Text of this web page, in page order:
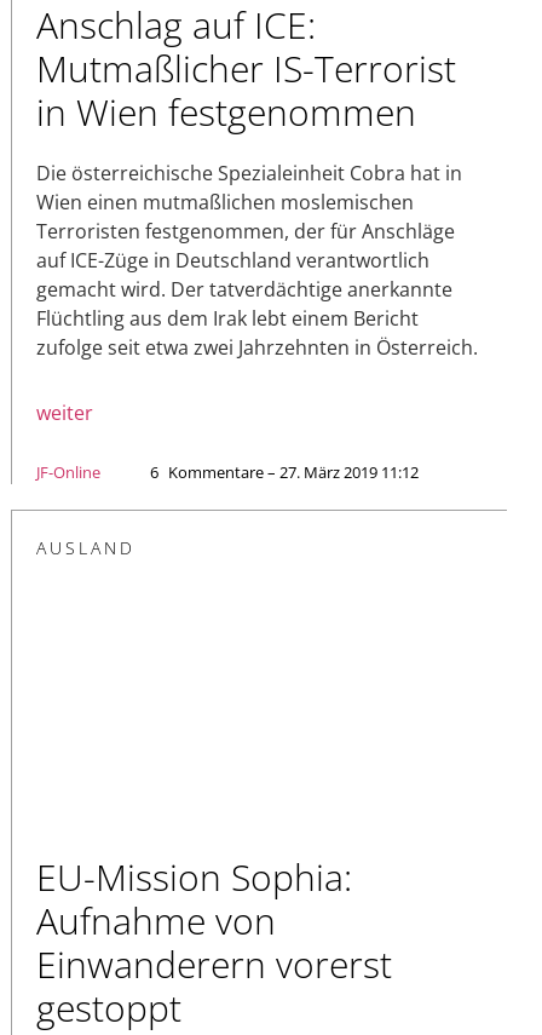
Anschlag auf ICE:
Mutmaßlicher IS-Terrorist
in Wien festgenommen
Die österreichische Spezialeinheit Cobra hat in
Wien einen mutmaßlichen moslemischen
Terroristen festgenommen, der für Anschläge
auf ICE-Züge in Deutschland verantwortlich
gemacht wird. Der tatverdächtige anerkannte
Flüchtling aus dem Irak lebt einem Bericht
zufolge seit etwa zwei Jahrzehnten in Österreich.
weiter
JF-Online 6 Kommentare – 27. März 2019 11:12
AUSLAND
EU-Mission Sophia:
Aufnahme von
Einwanderern vorerst
gestoppt